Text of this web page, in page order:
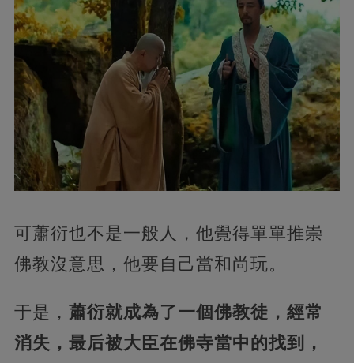
可蕭衍也不是一般人，他覺得單單推崇
佛教沒意思，他要自己當和尚玩。
于是， 蕭衍就成為了一個佛教徒，經常
消失，最后被大臣在佛寺當中的找到，